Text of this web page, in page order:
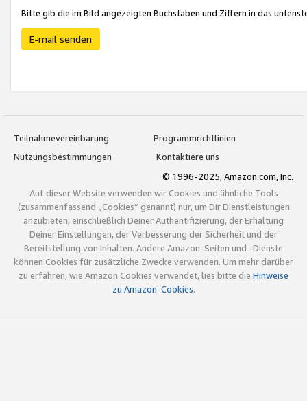
Bitte gib die im Bild angezeigten Buchstaben und Ziffern in das
E-mail senden
Teilnahmevereinbarung
Programmrichtlinien
Nutzungsbestimmungen
Kontaktiere uns
© 1996-2025, Amazon.com, Inc.
Auf dieser Website verwenden wir Cookies und ähnliche Tools
(zusammenfassend „Cookies“ genannt) nur, um Dir Dienstleistungen
anzubieten, einschließlich Deiner Authentifizierung, der Erhaltung
Deiner Einstellungen, der Verbesserung der Sicherheit und der
Bereitstellung von Inhalten. Andere Amazon-Seiten und -Dienste
können Cookies für zusätzliche Zwecke verwenden. Um mehr darüber
zu erfahren, wie Amazon Cookies verwendet, lies bitte die Hinweise
zu Amazon-Cookies.